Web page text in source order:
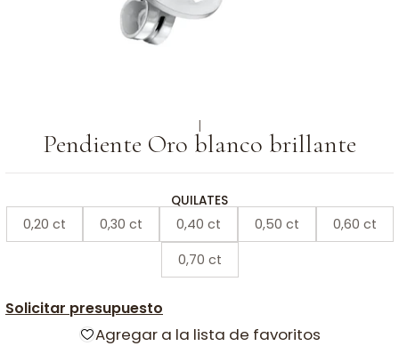
|
Pendiente Oro blanco brillante
QUILATES
0,20 ct 0,30 ct 0,40 ct 0,50 ct
0,60 ct
0,70 ct
Solicitar presupuesto
Agregar a la lista de favoritos